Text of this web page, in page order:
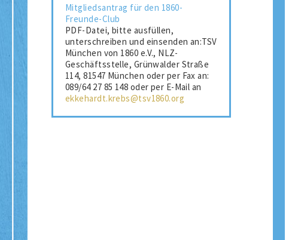
Mitgliedsantrag für den 1860-
Freunde-Club
PDF-Datei, bitte ausfüllen,
unterschreiben und einsenden an:TSV
München von 1860 e.V., NLZ-
Geschäftsstelle, Grünwalder Straße
114, 81547 München oder per Fax an:
089/64 27 85 148 oder per E-Mail an
ekkehardt.krebs@tsv1860.org